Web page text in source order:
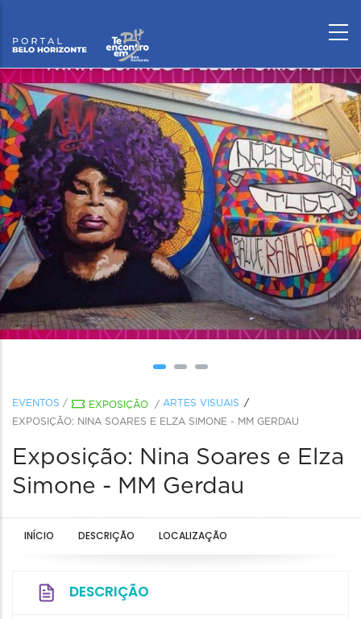
EVENTOS / EXPOSIÇÃO / ARTES VISUAIS
EXPOSIÇÃO: NINA SOARES E ELZA SIMONE - MM GERDAU
Exposição: Nina Soares e Elza
Simone - MM Gerdau
INÍCIO DESCRIÇÃO LOCALIZAÇÃO
DESCRIÇÃO